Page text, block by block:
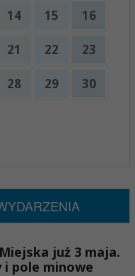
14 15 16
21 22 23
28 29 30
już 3 maja.
i pole minowe